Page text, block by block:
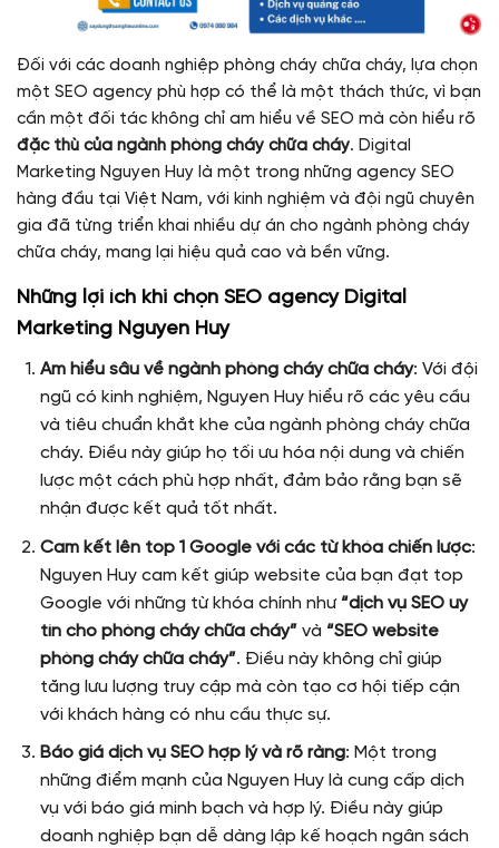
Đối với các doanh nghiệp phòng cháy chữa cháy, lựa chọn
một SEO agency phù hợp có thể là một thách thức, vì bạn
cần một đối tác không chỉ am hiểu về SEO mà còn hiểu rõ
đặc thù của ngành phòng cháy chữa cháy. Digital
Marketing Nguyen Huy là một trong những agency SEO
hàng đầu tại Việt Nam, với kinh nghiệm và đội ngũ chuyên
gia đã từng triển khai nhiều dự án cho ngành phòng cháy
chữa cháy, mang lại hiệu quả cao và bền vững.
Những lợi ích khi chọn SEO agency Digital
Marketing Nguyen Huy
Am hiểu sâu về ngành phòng cháy chữa cháy: Với đội
ngũ có kinh nghiệm, Nguyen Huy hiểu rõ các yêu cầu
và tiêu chuẩn khắt khe của ngành phòng cháy chữa
cháy. Điều này giúp họ tối ưu hóa nội dung và chiến
lược một cách phù hợp nhất, đảm bảo rằng bạn sẽ
nhận được kết quả tốt nhất.
Cam kết lên top 1 Google với các từ khóa chiến lược:
Nguyen Huy cam kết giúp website của bạn đạt top
Google với những từ khóa chính như “dịch vụ SEO uy
tín cho phòng cháy chữa cháy” và “SEO website
phòng cháy chữa cháy”. Điều này không chỉ giúp
tăng lưu lượng truy cập mà còn tạo cơ hội tiếp cận
với khách hàng có nhu cầu thực sự.
Báo giá dịch vụ SEO hợp lý và rõ ràng: Một trong
những điểm mạnh của Nguyen Huy là cung cấp dịch
vụ với báo giá minh bạch và hợp lý. Điều này giúp
doanh nghiệp bạn dễ dàng lập kế hoạch ngân sách